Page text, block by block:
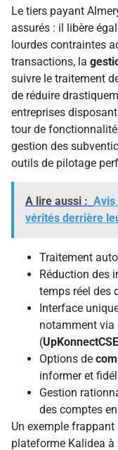
Le tiers payant
assurés : il libère
lourdes contraintes
transactions, la
suivre le traitement
de réduire
entreprises
tour de
gestion des
outils de pilotage
A lire aussi : Avis
vérités derrière
Traitement
Réduction des
temps réel des
Interface
notamment via
(UpKonnectCSE
Options de
informer et
Gestion
des comptes
Un exemple
plateforme Kalidea